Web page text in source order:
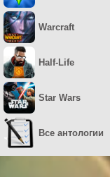
Warcraft
Half-Life
Star Wars
Все антологии